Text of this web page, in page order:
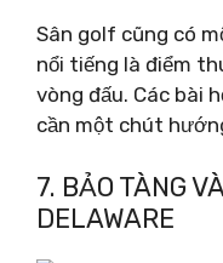
Sân golf cũng có
nổi tiếng là điểm
vòng đấu. Các bài
cần một chút
7. BẢO TÀNG
DELAWARE